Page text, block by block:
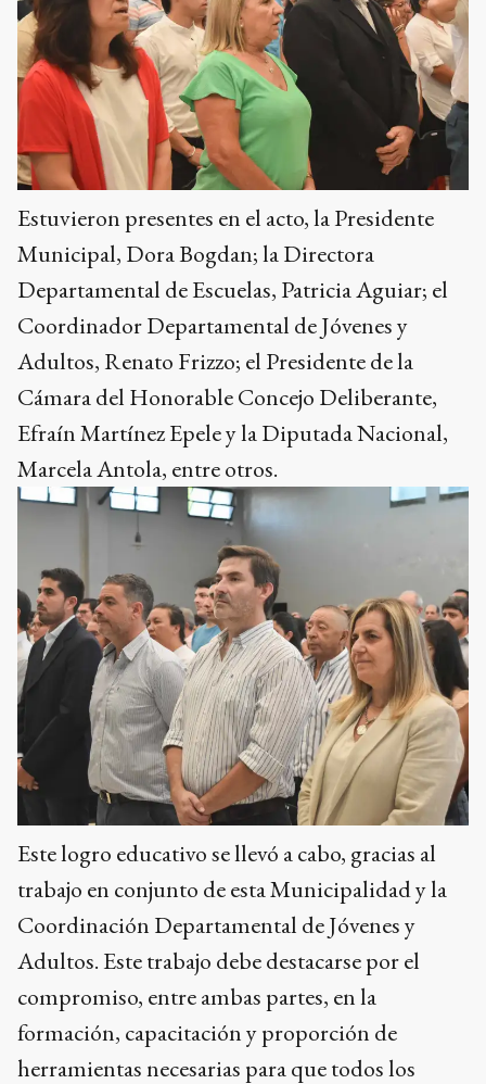
Estuvieron presentes en el acto, la Presidente
Municipal, Dora Bogdan; la Directora
Departamental de Escuelas, Patricia Aguiar; el
Coordinador Departamental de Jóvenes y
Adultos, Renato Frizzo; el Presidente de la
Cámara del Honorable Concejo Deliberante,
Efraín Martínez Epele y la Diputada Nacional,
Marcela Antola, entre otros.
Este logro educativo se llevó a cabo, gracias al
trabajo en conjunto de esta Municipalidad y la
Coordinación Departamental de Jóvenes y
Adultos. Este trabajo debe destacarse por el
compromiso, entre ambas partes, en la
formación, capacitación y proporción de
herramientas necesarias para que todos los